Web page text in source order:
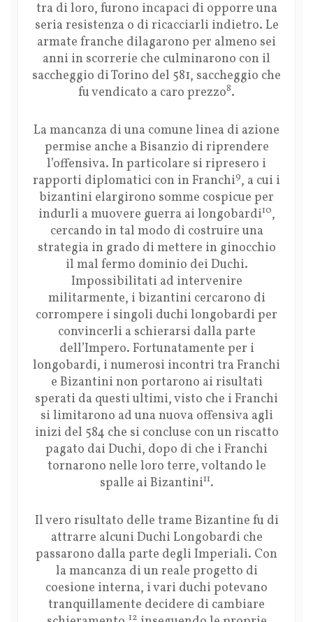
tra di loro, furono incapaci di opporre una
seria resistenza o di ricacciarli indietro. Le
armate franche dilagarono per almeno sei
anni in scorrerie che culminarono con il
saccheggio di Torino del 581, saccheggio che
fu vendicato a caro prezzo8.
La mancanza di una comune linea di azione
permise anche a Bisanzio di riprendere
l’offensiva. In particolare si ripresero i
rapporti diplomatici con in Franchi9, a cui i
bizantini elargirono somme cospicue per
indurli a muovere guerra ai longobardi10,
cercando in tal modo di costruire una
strategia in grado di mettere in ginocchio
il mal fermo dominio dei Duchi.
Impossibilitati ad intervenire
militarmente, i bizantini cercarono di
corrompere i singoli duchi longobardi per
convincerli a schierarsi dalla parte
dell’Impero. Fortunatamente per i
longobardi, i numerosi incontri tra Franchi
e Bizantini non portarono ai risultati
sperati da questi ultimi, visto che i Franchi
si limitarono ad una nuova offensiva agli
inizi del 584 che si concluse con un riscatto
pagato dai Duchi, dopo di che i Franchi
tornarono nelle loro terre, voltando le
spalle ai Bizantini11.
Il vero risultato delle trame Bizantine fu di
attrarre alcuni Duchi Longobardi che
passarono dalla parte degli Imperiali. Con
la mancanza di un reale progetto di
coesione interna, i vari duchi potevano
tranquillamente decidere di cambiare
12